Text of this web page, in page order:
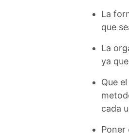
La
que
La
ya
Que
cada
Poner